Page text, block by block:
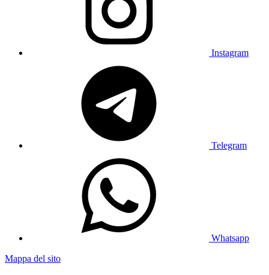
Instagram
Telegram
Whatsapp
Mappa del sito